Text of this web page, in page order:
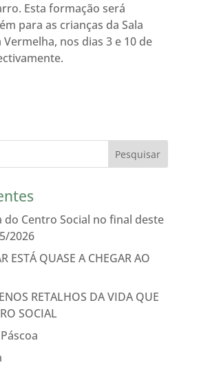
Esta formação será
para as crianças da Sala
Vermelha, nos dias 3 e 10 de
do Centro Social no final deste
2026
ESTÁ QUASE A CHEGAR AO
RETALHOS DA VIDA QUE
SOCIAL